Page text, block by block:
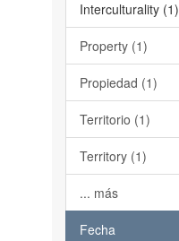
Interculturality (1)
Property (1)
Propiedad (1)
Territorio (1)
Territory (1)
... más
Fecha